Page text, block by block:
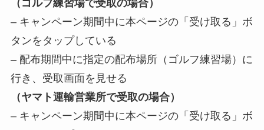
（ゴルフ練習場で受取の場合）
– キャンペーン期間中に本ページの「受け取る」ボ
タンをタップしている
– 配布期間中に指定の配布場所（ゴルフ練習場）に
行き、受取画面を見せる
（ヤマト運輸営業所で受取の場合）
– キャンペーン期間中に本ページの「受け取る」ボ